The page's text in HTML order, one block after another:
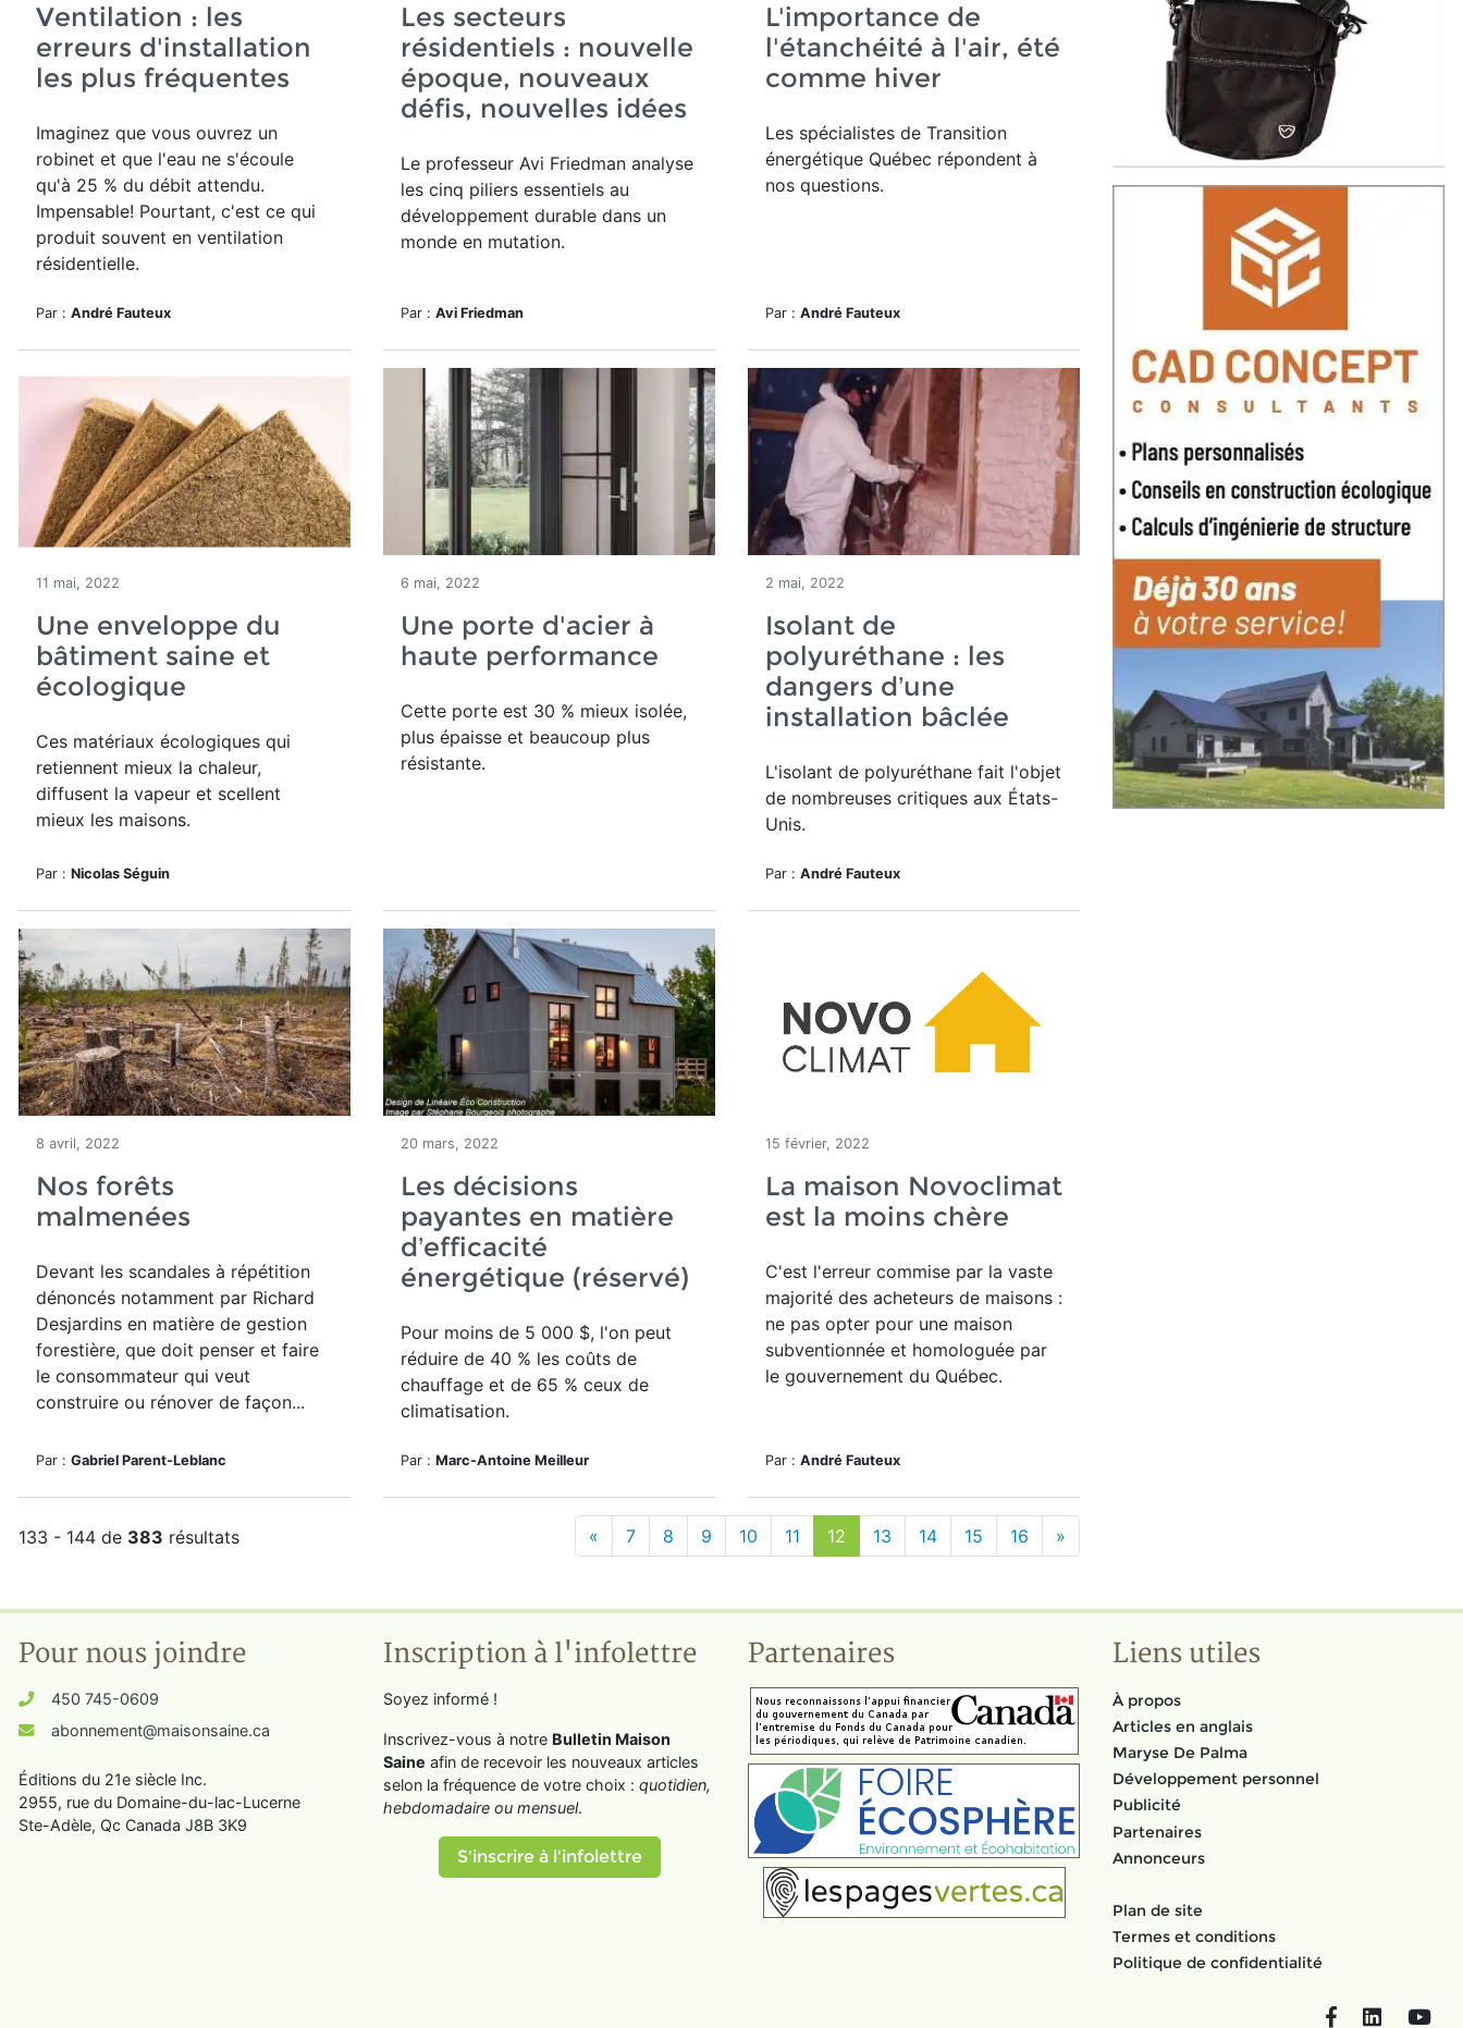
Ventilation : les
erreurs d'installation
les plus fréquentes
Imaginez que vous ouvrez un
robinet et que l'eau ne s'écoule
qu'à 25 % du débit attendu.
Impensable! Pourtant, c'est ce qui
produit souvent en ventilation
résidentielle.
Par : André Fauteux
Les secteurs
résidentiels : nouvelle
époque, nouveaux
défis, nouvelles idées
Le professeur Avi Friedman analyse
les cinq piliers essentiels au
développement durable dans un
monde en mutation.
Par : Avi Friedman
L'importance de
l'étanchéité à l'air, été
comme hiver
Les spécialistes de Transition
énergétique Québec répondent à
nos questions.
Par : André Fauteux
11 mai, 2022
Une enveloppe du
bâtiment saine et
écologique
Ces matériaux écologiques qui
retiennent mieux la chaleur,
diffusent la vapeur et scellent
mieux les maisons.
Par : Nicolas Séguin
6 mai, 2022
Une porte d'acier à
haute performance
Cette porte est 30 % mieux isolée,
plus épaisse et beaucoup plus
résistante.
2 mai, 2022
Isolant de
polyuréthane : les
dangers d’une
installation bâclée
L'isolant de polyuréthane fait l'objet
de nombreuses critiques aux États-
Unis.
Par : André Fauteux
8 avril, 2022
Nos forêts
malmenées
Devant les scandales à répétition
dénoncés notamment par Richard
Desjardins en matière de gestion
forestière, que doit penser et faire
le consommateur qui veut
construire ou rénover de façon...
Par : Gabriel Parent-Leblanc
20 mars, 2022
Les décisions
payantes en matière
d’efficacité
énergétique (réservé)
Pour moins de 5 000 $, l'on peut
réduire de 40 % les coûts de
chauffage et de 65 % ceux de
climatisation.
Par : Marc-Antoine Meilleur
15 février, 2022
La maison Novoclimat
est la moins chère
C'est l'erreur commise par la vaste
majorité des acheteurs de maisons :
ne pas opter pour une maison
subventionnée et homologuée par
le gouvernement du Québec.
Par : André Fauteux
133 - 144 de 383 résultats « 7 8 9 10 11 12 13 14 15 16 »
Pour nous joindre
450 745-0609
abonnement@maisonsaine.ca
Éditions du 21e siècle Inc.
2955, rue du Domaine-du-lac-Lucerne
Ste-Adèle, Qc Canada J8B 3K9
Inscription à l'infolettre
Soyez informé !
Inscrivez-vous à notre Bulletin Maison
Saine afin de recevoir les nouveaux articles
selon la fréquence de votre choix : quotidien,
hebdomadaire ou mensuel.
S'inscrire à l'infolettre
Partenaires Liens utiles
À propos
Articles en anglais
Maryse De Palma
Développement personnel
Publicité
Partenaires
Annonceurs
Plan de site
Termes et conditions
Politique de confidentialité
FacebookLinkedIn